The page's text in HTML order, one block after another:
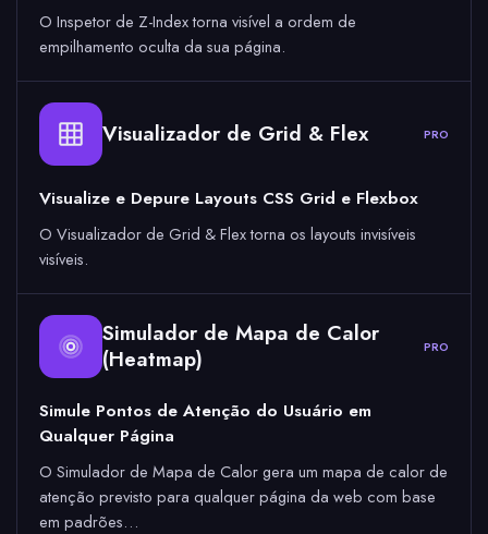
O Inspetor de Z-Index torna visível a ordem de
empilhamento oculta da sua página.
Visualizador de Grid & Flex PRO
Visualize e Depure Layouts CSS Grid e Flexbox
O Visualizador de Grid & Flex torna os layouts invisíveis
visíveis.
Simulador de Mapa de Calor
(Heatmap)
PRO
Simule Pontos de Atenção do Usuário em
Qualquer Página
O Simulador de Mapa de Calor gera um mapa de calor de
atenção previsto para qualquer página da web com base
em padrões…